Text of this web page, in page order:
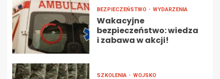
BEZPIECZEŃSTWO WYDARZENIA
Wakacyjne
bezpieczeństwo: wiedza
i zabawa w akcji!
SZKOLENIA WOJSKO